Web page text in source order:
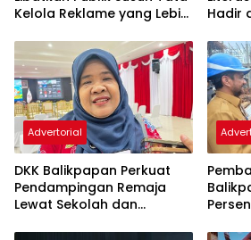
Kelola Reklame yang Lebih
Hadir
Advertorial
DKK Balikpapan Perkuat
Pendampingan Remaja
Lewat Sekolah dan